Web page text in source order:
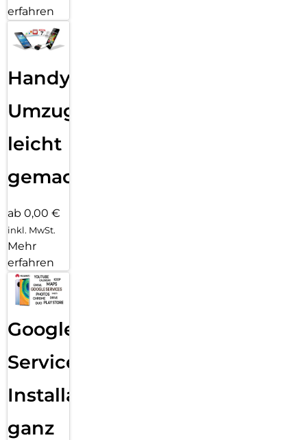
erfahren
Handy
Umzug
leicht
gemacht!
ab 0,00 €
inkl. MwSt.
Mehr
erfahren
Google
Services
Installation
ganz